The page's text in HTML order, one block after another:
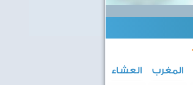
المغرب
العشاء